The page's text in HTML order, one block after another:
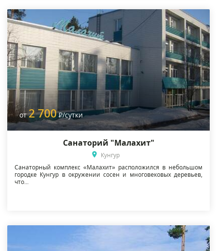
от2 700 Р/сутки
Санаторий "Малахит"
Кунгур
Санаторный комплекс «Малахит» расположился в небольшом
городке Кунгур в окружении сосен и многовековых деревьев,
что...